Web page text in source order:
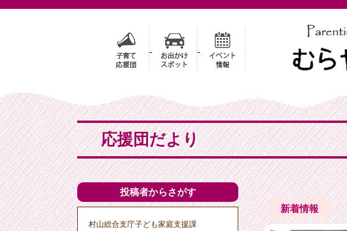
応援団だより
投稿者からさがす
村山総合支庁子ども家庭支援課
新着情報